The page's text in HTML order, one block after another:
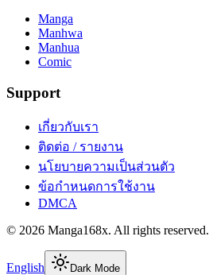
Manga
Manhwa
Manhua
Comic
Support
เกี่ยวกับเรา
ติดต่อ / รายงาน
นโยบายความเป็นส่วนตัว
ข้อกำหนดการใช้งาน
DMCA
© 2026 Manga168x. All rights reserved.
English Dark Mode